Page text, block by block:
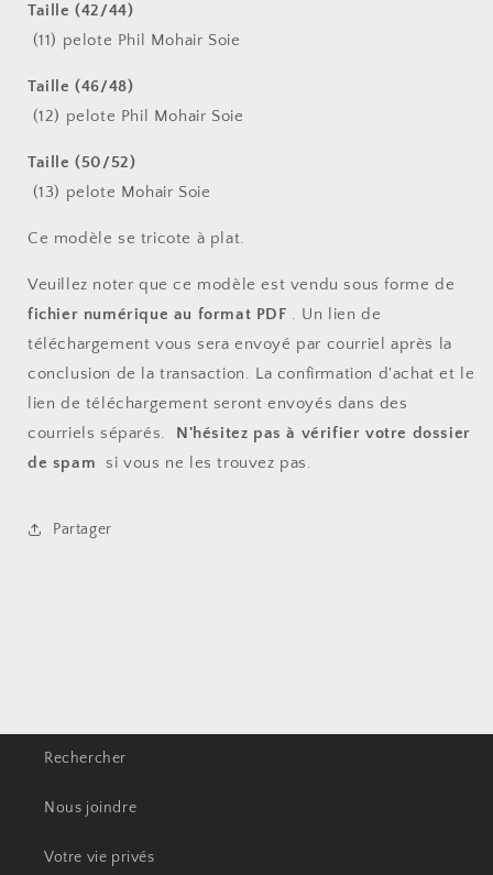
Taille (42/44)
(11) pelote Phil Mohair Soie
Taille (46/48)
(12) pelote Phil Mohair Soie
Taille (50/52)
(13) pelote Mohair Soie
Ce modèle se tricote à plat.
Veuillez noter que ce modèle est vendu sous forme de
fichier numérique au format PDF . Un lien de
téléchargement vous sera envoyé par courriel après la
conclusion de la transaction. La confirmation d'achat et le
lien de téléchargement seront envoyés dans des
courriels séparés. N'hésitez pas à vérifier votre dossier
de spam
si vous ne les trouvez pas.
Partager
Rechercher
Nous joindre
Votre vie privés